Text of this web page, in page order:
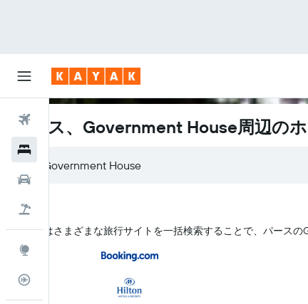
航空券
フライトトラッカー
パース、Government House周辺の
KAYAK はさまざまな旅行サイトを一括検索することで、パース​